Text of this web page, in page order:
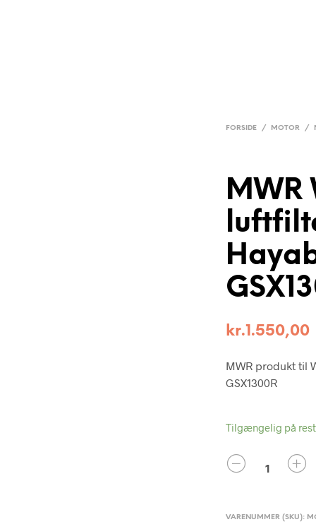
FORSIDE / MOTOR /
MWR
kr.1.550,00
MWR produkt til
GSX1300R
Tilgængelig på
ANTAL
VARENUMMER (SKU):